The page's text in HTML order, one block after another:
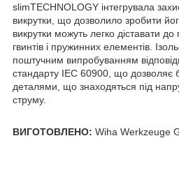
slimTECHNOLOGY інтегрувала
викрутки, що дозволило зробити
викрутки можуть легко діставати
гвинтів і пружинних елементів.
поштучним випробуванням
стандарту IEC 60900, що дозволяє
деталями, що знаходяться під
струму.
ВИГОТОВЛЕНО: Wiha Werkzeuge